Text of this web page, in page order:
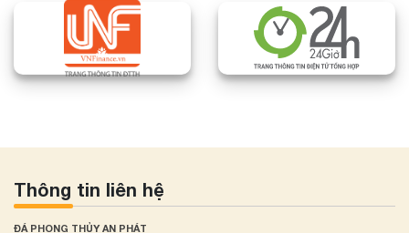
Thông tin liên hệ
ĐÁ PHONG THỦY AN PHÁT